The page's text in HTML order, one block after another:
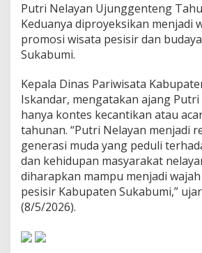
a
t
e
n
k
a
b
u
m
i
Putri Nelayan Ujunggenteng
Keduanya diproyeksikan menjadi
promosi wisata pesisir dan
Sukabumi.
Kepala Dinas Pariwisata
Iskandar, mengatakan ajang
hanya kontes kecantikan atau
tahunan. “Putri Nelayan menjadi
generasi muda yang peduli
dan kehidupan masyarakat
diharapkan mampu menjadi
pesisir Kabupaten Sukabumi,”
(8/5/2026).